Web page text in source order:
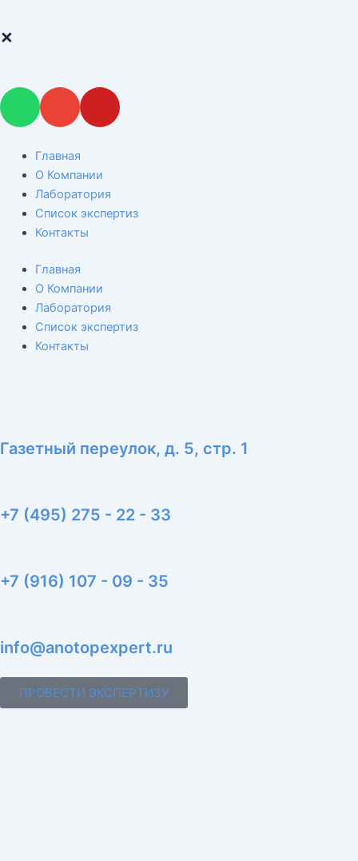
×
W
t
s
a
p
p
E
e
l
o
p
e
Y
u
b
e
Главная
О Компании
Лаборатория
Список экспертиз
Контакты
Главная
О Компании
Лаборатория
Список экспертиз
Контакты
Газетный переулок, д. 5, стр. 1
+7 (495) 275 - 22 - 33
+7 (916) 107 - 09 - 35
info@anotopexpert.ru
ПРОВЕСТИ ЭКСПЕРТИЗУ